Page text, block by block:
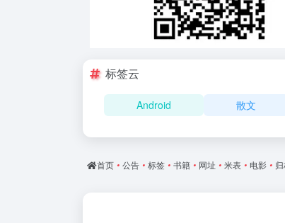
标签云
Android 散文
首页 • 公告 • 标签 • 书籍 • 网址 • 米表 • 电影 •